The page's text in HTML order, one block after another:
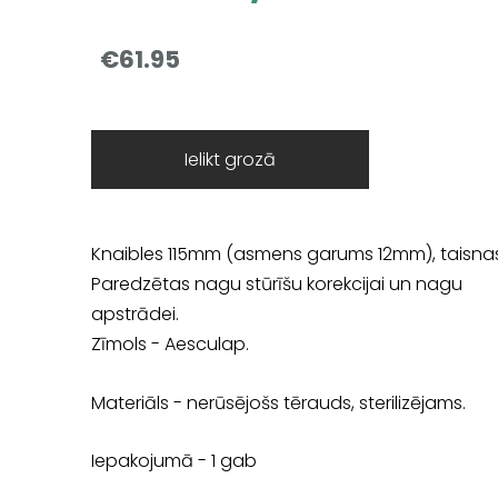
€61.95
Ielikt grozā
Knaibles 115mm (asmens garums 12mm),
Paredzētas nagu stūrīšu korekcijai un nagu
apstrādei.
Zīmols - Aesculap.
Materiāls - nerūsējošs tērauds, sterilizējams.
Iepakojumā - 1 gab